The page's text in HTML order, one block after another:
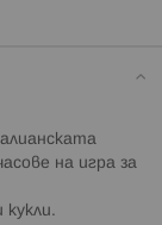
на игра за